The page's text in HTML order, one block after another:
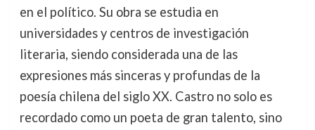
en el político. Su obra se estudia en
universidades y centros de investigación
literaria, siendo considerada una de las
expresiones más sinceras y profundas de la
poesía chilena del siglo XX. Castro no solo es
recordado como un poeta de gran talento, sino